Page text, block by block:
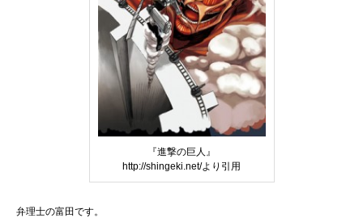
『進撃の巨人』
http://shingeki.net/より引用
弁理士の富田です。